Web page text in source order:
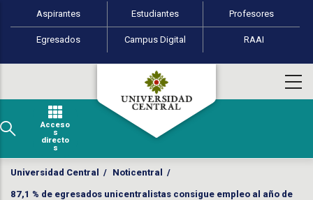
Pasar al contenido principal
Perfiles de usuario
Aspirantes Estudiantes Profesores
Egresados Campus Digital RAAI
Acceso
s
directo
s
Universidad Central / Noticentral /
87,1 % de egresados unicentralistas consigue empleo al año de